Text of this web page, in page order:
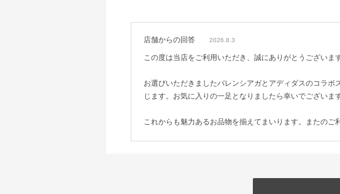
店舗からの回答 2026.8.3
この度は当店をご利用いただき、誠にありがとうございます
お選びいただきましたバレンシアガとアディダスのコラ
じます。お気に入りの一足となりましたら幸いでございます
これからも魅力あるお品物を揃えてまいります。またのご